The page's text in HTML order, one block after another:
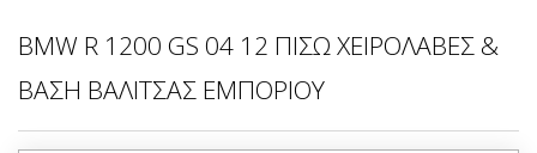
BMW R 1200 GS 04 12 ΠΙΣΩ ΧΕΙΡΟΛΑΒΕΣ &
ΒΑΣΗ ΒΑΛΙΤΣΑΣ ΕΜΠΟΡΙΟΥ